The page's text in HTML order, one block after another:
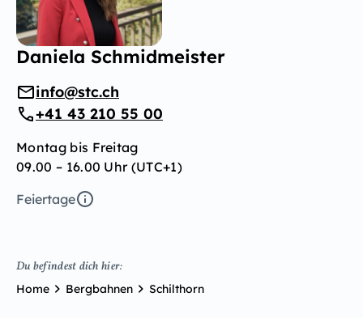
Daniela Schmidmeister
info@stc.ch
+41 43 210 55 00
Montag bis Freitag
09.00 – 16.00 Uhr (UTC+1)
Feiertage
Du befindest dich hier:
Home Bergbahnen Schilthorn